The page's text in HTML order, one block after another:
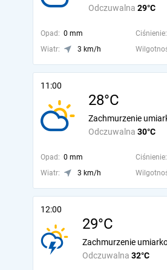
Odczuwalna 29°C
Opad: 0 mm Ciśnienie:
Wiatr:
3 km/h
11:00
28°C
Odczuwalna 30°C
Zachmurzenie
Opad: 0 mm Ciśnienie:
Wiatr:
3 km/h
12:00
29°C
Odczuwalna 32°C
Zachmurzenie